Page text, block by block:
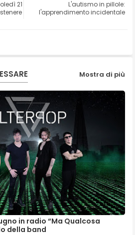
ter
L'autismo in pillole:
l'apprendimento incidentale
21
Mostra di più
in radio “Ma Qualcosa
della band